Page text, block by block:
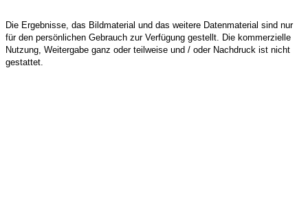
Die Ergebnisse, das Bildmaterial und das weitere Datenmaterial sind nur
für den persönlichen Gebrauch zur Verfügung gestellt. Die kommerzielle
Nutzung, Weitergabe ganz oder teilweise und / oder Nachdruck ist nicht
gestattet.